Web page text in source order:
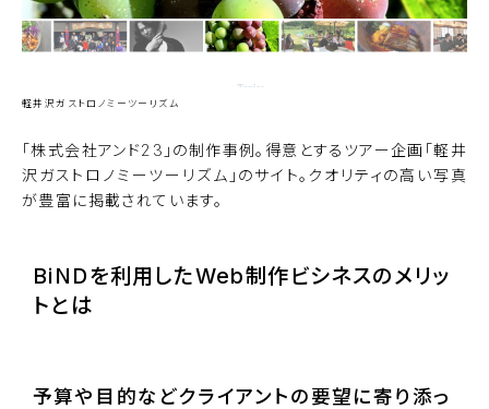
軽井沢ガストロノミーツーリズム
「株式会社アンド23」の制作事例。得意とするツアー企画「軽井
沢ガストロノミーツーリズム 」のサイト。クオリティの高い写真
が豊富に掲載されています。
BiNDを利用したWeb制作ビシネスのメリッ
トとは
予算や目的などクライアントの要望に寄り添っ